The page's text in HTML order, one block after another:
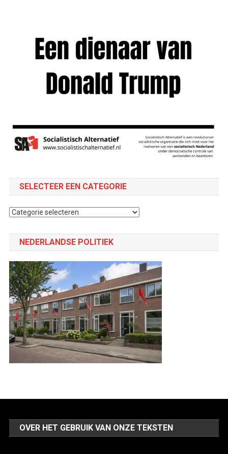
SELECTEER EEN CATEGORIE
Selecteer
NEDERLANDSE POLITIEK
OVER HET GEBRUIK VAN ONZE TEKSTEN